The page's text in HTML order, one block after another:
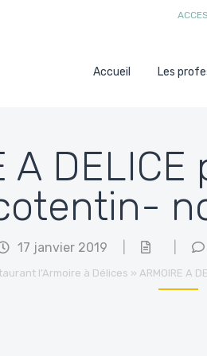
Accueil Les
A
17 janvier 2019
l’Armoire à Délices » ARMOIRE A